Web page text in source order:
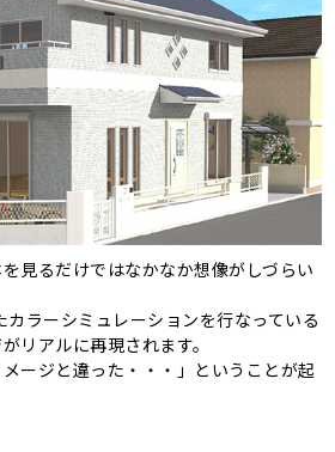
見るだけではなかなか想像がしづらい
ラーシミュレーションを行なっている
リアルに再現されます。
ージと違った・・・」ということが起